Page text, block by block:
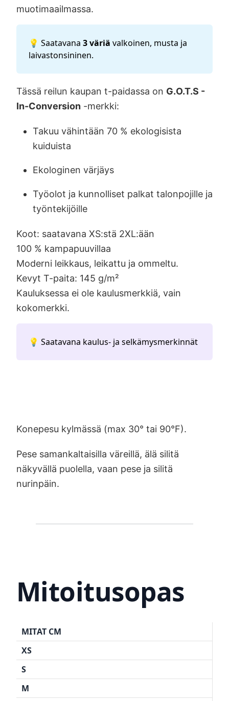
muotimaailmassa.
💡 Saatavana 3 väriä valkoinen, musta ja
laivastonsininen.
Tässä reilun kaupan t-paidassa on G.O.T.S -
In-Conversion -merkki:
Takuu vähintään 70 % ekologisista
kuiduista
Ekologinen värjäys
Työolot ja kunnolliset palkat talonpojille ja
työntekijöille
Koot: saatavana XS:stä 2XL:ään
100 % kampapuuvillaa
Moderni leikkaus, leikattu ja ommeltu.
Kevyt T-paita: 145 g/m²
Kauluksessa ei ole kaulusmerkkiä, vain
kokomerkki.
💡 Saatavana kaulus- ja selkämysmerkinnät
Konepesu kylmässä (max 30° tai 90°F).
Pese samankaltaisilla väreillä, älä silitä
näkyvällä puolella, vaan pese ja silitä
nurinpäin.
Mitoitusopas
MITAT CM
XS
S
M